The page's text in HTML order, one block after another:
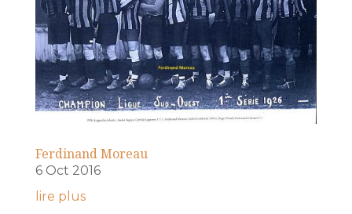
Ferdinand Moreau
6 Oct 2016
lire plus